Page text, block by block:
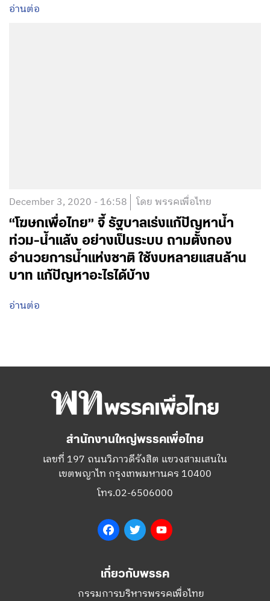
อ่านต่อ
December 3, 2020 - 16:58 โดย พรรคเพื่อไทย
“โฆษกเพื่อไทย” จี้ รัฐบาลเร่งแก้ปัญหาน้ำ
ท่วม-น้ำแล้ง อย่างเป็นระบบ ถามตั้งกอง
อำนวยการน้ำแห่งชาติ ใช้งบหลายแสนล้าน
บาท แก้ปัญหาอะไรได้บ้าง
อ่านต่อ
สำนักงานใหญ่พรรคเพื่อไทย
เลขที่ 197 ถนนวิภาวดีรังสิต แขวงสามเสนใน
เขตพญาไท กรุงเทพมหานคร 10400
โทร.02-6506000
FacebookTwitter
เกี่ยวกับพรรค
กรรมการบริหารพรรคเพื่อไทย